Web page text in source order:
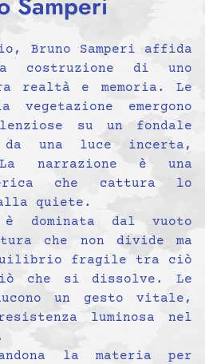
Bruno Samperi affida
costruzione di uno
realtà e memoria. Le
vegetazione emergono
su un fondale
da una luce incerta,
narrazione è una
che cattura lo
quiete.
è dominata dal vuoto
che non divide ma
fragile tra ciò
che si dissolve. Le
un gesto vitale,
luminosa nel
la materia per